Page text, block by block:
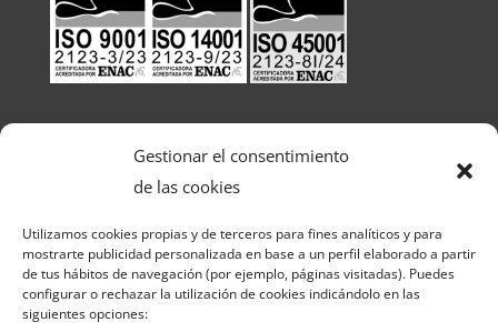
Gestionar el consentimiento
de las cookies
Utilizamos cookies propias y de terceros para fines analíticos y para
mostrarte publicidad personalizada en base a un perfil elaborado a partir
de tus hábitos de navegación (por ejemplo, páginas visitadas). Puedes
configurar o rechazar la utilización de cookies indicándolo en las
siguientes opciones: